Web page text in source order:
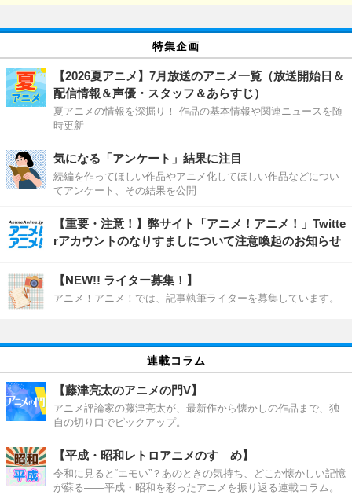
特集企画
【2026夏アニメ】7月放送のアニメ一覧（放送開始日＆
配信情報＆声優・スタッフ＆あらすじ）
夏アニメの情報を深掘り！ 作品の基本情報や関連ニュースを随
時更新
気になる「アンケート」結果に注目
続編を作ってほしい作品やアニメ化してほしい作品などについ
てアンケート、その結果を公開
【重要・注意！】弊サイト「アニメ！アニメ！」Twitte
rアカウントのなりすましについて注意喚起のお知らせ
【NEW!! ライター募集！】
アニメ！アニメ！では、記事執筆ライターを募集しています。
連載コラム
【藤津亮太のアニメの門V】
アニメ評論家の藤津亮太が、最新作から懐かしの作品まで、独
自の切り口でピックアップ。
【平成・昭和レトロアニメのすゝめ】
令和に見ると“エモい”？あのときの気持ち、どこか懐かしい記憶
が蘇る――平成・昭和を彩ったアニメを振り返る連載コラム。